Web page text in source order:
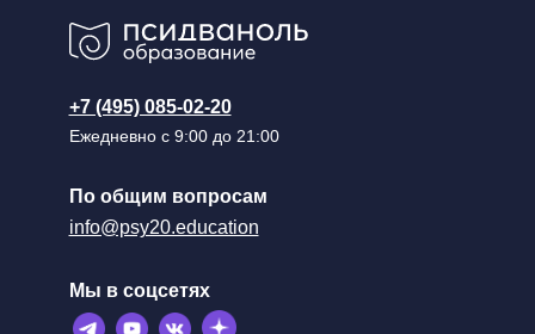
Мы в соцсетях
По общим вопросам
+7 (495) 085-02-20
Ежедневно с 9:00 до 21:00
info@psy20.education